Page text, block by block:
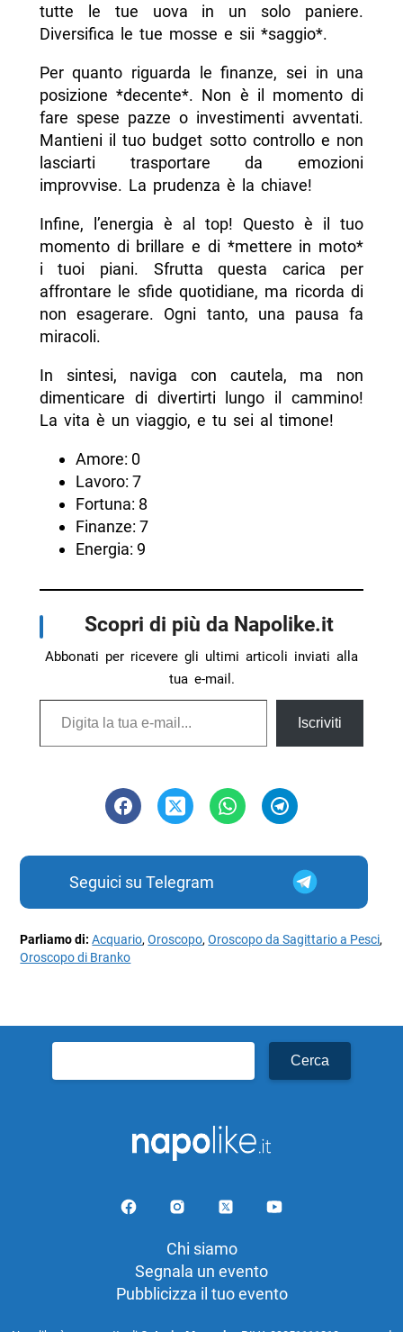
tutte le tue uova in un solo paniere.
Diversifica le tue mosse e sii *saggio*.
Per quanto riguarda le finanze, sei in una
posizione *decente*. Non è il momento di
fare spese pazze o investimenti avventati.
Mantieni il tuo budget sotto controllo e non
lasciarti trasportare da emozioni
improvvise. La prudenza è la chiave!
Infine, l’energia è al top! Questo è il tuo
momento di brillare e di *mettere in moto*
i tuoi piani. Sfrutta questa carica per
affrontare le sfide quotidiane, ma ricorda di
non esagerare. Ogni tanto, una pausa fa
miracoli.
In sintesi, naviga con cautela, ma non
dimenticare di divertirti lungo il cammino!
La vita è un viaggio, e tu sei al timone!
Amore: 0
Lavoro: 7
Fortuna: 8
Finanze: 7
Energia: 9
Scopri di più da Napolike.it
Abbonati per ricevere gli ultimi articoli inviati alla
tua e-mail.
Digita la tua e-mail...
Iscriviti
Seguici su Telegram
Parliamo di:Acquario,Oroscopo,Oroscopo da Sagittario a Pesci,
Oroscopo di Branko
per:
Chi siamo
Segnala un evento
Pubblicizza il tuo evento